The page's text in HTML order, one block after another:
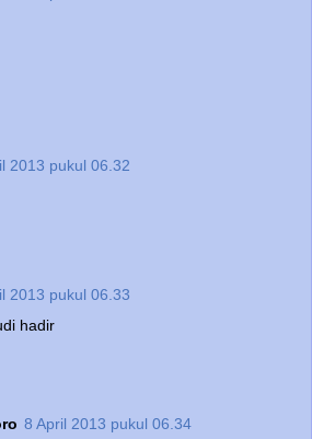
2013 pukul 06.32
2013 pukul 06.33
hadir
8 April 2013 pukul 06.34